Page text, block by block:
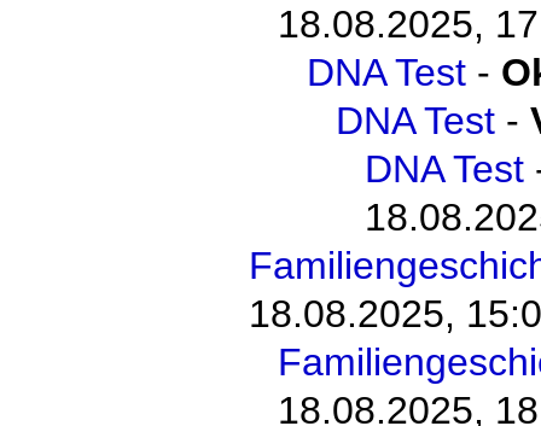
18.08.2025,
DNA Test -
DNA Test -
DNA Test
18.08.2025,
18.08.2025,